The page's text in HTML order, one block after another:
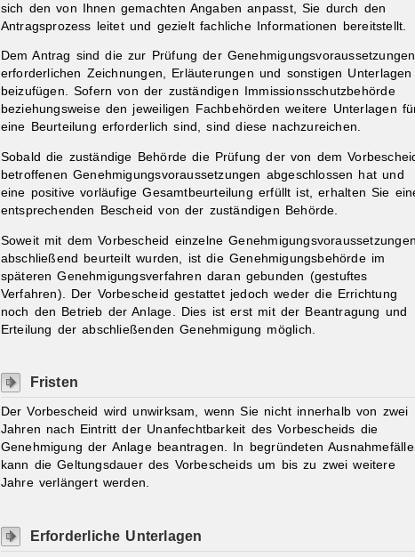
sich den von Ihnen gemachten Angaben anpasst, Sie durch den
Antragsprozess leitet und gezielt fachliche Informationen bereitstellt.
Dem Antrag sind die zur Prüfung der Genehmigungsvoraussetzungen
erforderlichen Zeichnungen, Erläuterungen und sonstigen Unterlagen
beizufügen. Sofern von der zuständigen Immissionsschutzbehörde
beziehungsweise den jeweiligen Fachbehörden weitere Unterlagen
eine Beurteilung erforderlich sind, sind diese nachzureichen.
Sobald die zuständige Behörde die Prüfung der von dem
betroffenen Genehmigungsvoraussetzungen abgeschlossen hat und
eine positive vorläufige Gesamtbeurteilung erfüllt ist, erhalten Sie
entsprechenden Bescheid von der zuständigen Behörde.
Soweit mit dem Vorbescheid einzelne
abschließend beurteilt wurden, ist die Genehmigungsbehörde im
späteren Genehmigungsverfahren daran gebunden (gestuftes
Verfahren). Der Vorbescheid gestattet jedoch weder die Errichtung
noch den Betrieb der Anlage. Dies ist erst mit der Beantragung und
Erteilung der abschließenden Genehmigung möglich.
Fristen
Der Vorbescheid wird unwirksam, wenn Sie nicht innerhalb von zwei
Jahren nach Eintritt der Unanfechtbarkeit des Vorbescheids die
Genehmigung der Anlage beantragen. In begründeten
kann die Geltungsdauer des Vorbescheids um bis zu zwei weitere
Jahre verlängert werden.
Erforderliche Unterlagen